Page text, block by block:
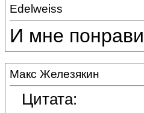
Edelweiss
И мне
Макс Железякин
Цитата: